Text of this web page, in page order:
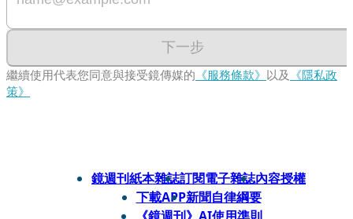
下一步
繼續使用代表您同意與接受鏡傳媒的 《服務條款》 以及 《隱私政
策》
鏡週刊紙本雜誌訂閱電子雜誌內容授權
下載APP新聞自律綱要